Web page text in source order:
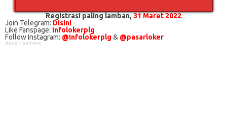
Registrasi paling lamban,31 Maret 2022
Join Telegram: Disini
Like Fanspage: Infolokerplg
Follow Instagram: @Infolokerplg & @pasarloker
Advertisement